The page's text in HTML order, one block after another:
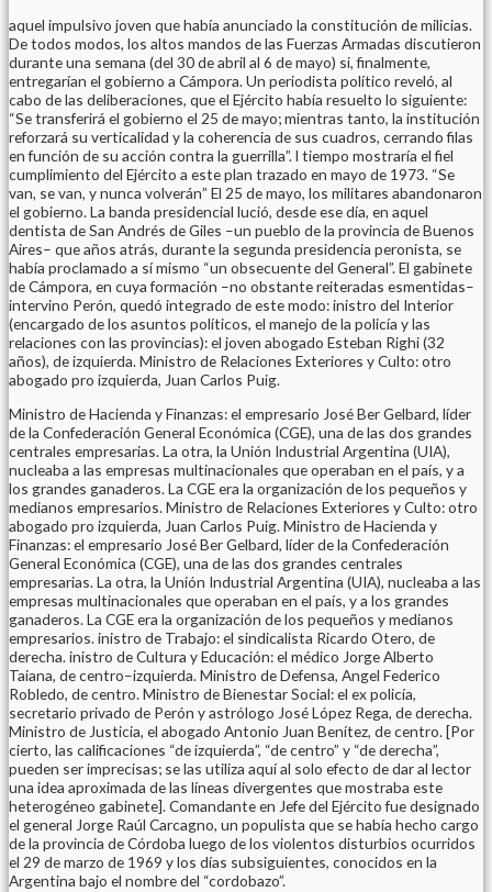
aquel impulsivo joven que había anunciado la constitución de milicias.
De todos modos, los altos mandos de las Fuerzas Armadas discutieron
durante una semana (del 30 de abril al 6 de mayo) si, finalmente,
entregarían el gobierno a Cámpora. Un periodista político reveló, al
cabo de las deliberaciones, que el Ejército había resuelto lo siguiente:
“Se transferirá el gobierno el 25 de mayo; mientras tanto, la institución
reforzará su verticalidad y la coherencia de sus cuadros, cerrando filas
en función de su acción contra la guerrilla”. l tiempo mostraría el fiel
cumplimiento del Ejército a este plan trazado en mayo de 1973. “Se
van, se van, y nunca volverán” El 25 de mayo, los militares abandonaron
el gobierno. La banda presidencial lució, desde ese día, en aquel
dentista de San Andrés de Giles –un pueblo de la provincia de Buenos
Aires– que años atrás, durante la segunda presidencia peronista, se
había proclamado a sí mismo “un obsecuente del General”. El gabinete
de Cámpora, en cuya formación –no obstante reiteradas esmentidas–
intervino Perón, quedó integrado de este modo: inistro del Interior
(encargado de los asuntos políticos, el manejo de la policía y las
relaciones con las provincias): el joven abogado Esteban Righi (32
años), de izquierda. Ministro de Relaciones Exteriores y Culto: otro
abogado pro izquierda, Juan Carlos Puig.
Ministro de Hacienda y Finanzas: el empresario José Ber Gelbard, líder
de la Confederación General Económica (CGE), una de las dos grandes
centrales empresarias. La otra, la Unión Industrial Argentina (UIA),
nucleaba a las empresas multinacionales que operaban en el país, y a
los grandes ganaderos. La CGE era la organización de los pequeños y
medianos empresarios. Ministro de Relaciones Exteriores y Culto: otro
abogado pro izquierda, Juan Carlos Puig. Ministro de Hacienda y
Finanzas: el empresario José Ber Gelbard, líder de la Confederación
General Económica (CGE), una de las dos grandes centrales
empresarias. La otra, la Unión Industrial Argentina (UIA), nucleaba a las
empresas multinacionales que operaban en el país, y a los grandes
ganaderos. La CGE era la organización de los pequeños y medianos
empresarios. inistro de Trabajo: el sindicalista Ricardo Otero, de
derecha. inistro de Cultura y Educación: el médico Jorge Alberto
Taiana, de centro–izquierda. Ministro de Defensa, Angel Federico
Robledo, de centro. Ministro de Bienestar Social: el ex policía,
secretario privado de Perón y astrólogo José López Rega, de derecha.
Ministro de Justicia, el abogado Antonio Juan Benítez, de centro. [Por
cierto, las calificaciones “de izquierda”, “de centro” y “de derecha”,
pueden ser imprecisas; se las utiliza aquí al solo efecto de dar al lector
una idea aproximada de las líneas divergentes que mostraba este
heterogéneo gabinete]. Comandante en Jefe del Ejército fue designado
el general Jorge Raúl Carcagno, un populista que se había hecho cargo
de la provincia de Córdoba luego de los violentos disturbios ocurridos
el 29 de marzo de 1969 y los días subsiguientes, conocidos en la
Argentina bajo el nombre del “cordobazo”.